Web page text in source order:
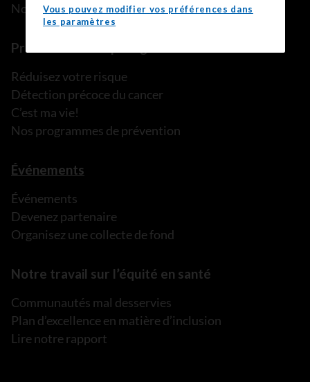
Nos ressources
Prévention et dépistage
Réduisez votre risque
Détection précoce du cancer
C’est ma vie!
Nos programmes de prévention
Événements
Événements
Devenez partenaire
Organisez une collecte de fond
Notre travail sur l’équité en santé
Communautés mal desservies
Plan d’excellence en matière d’inclusion
Lire notre rapport
Vous pouvez modifier vos préférences dans
les paramètres